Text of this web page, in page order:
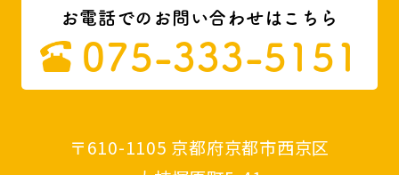
お電話でのお問い合わせはこちら
075-333-5151
〒610-1105 京都府京都市西京区